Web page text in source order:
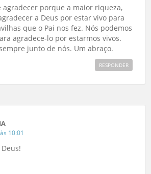
agradecer porque a maior riqueza,
a Deus por estar vivo para
que o Pai nos fez. Nós podemos
agradece-lo por estarmos vivos.
junto de nós. Um abraço.
RESPONDER
10:01